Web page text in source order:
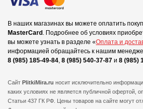
В наших магазинах вы можете оплатить
MasterCard . Подробнее об условиях
вы можете узнать в разделе «Оплата и
информацией обращайтесь к нашим
8 (985) 185-49-84, 8 (985) 540-37-87 и 8 (985)
Сайт PlitkiMira.ru носит исключительно
каких условиях не является публичной офертой,
Статьи 437 ГК РФ. Цены товаров на сайте могут